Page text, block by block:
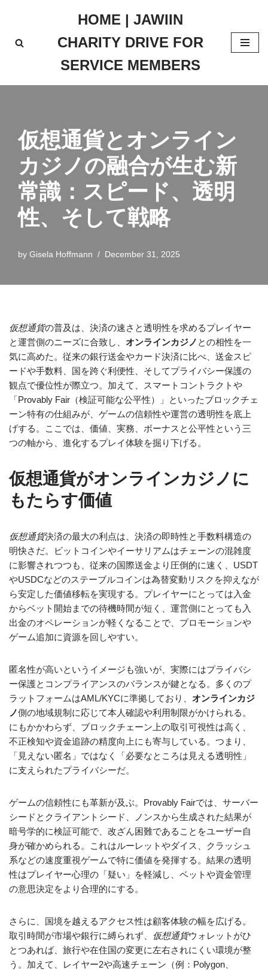
to
HOME | JAWIIN
CHARITY DRIVE FOR
SERVICE MEMBERS
仮想通貨とオンライン
カジノの融合が生む新
常識：スピード、透明
性、そして戦略
by Gisela Hoffmann December 31, 2025
仮想通貨の普及は、決済の速さと透明性を求めるプレイヤー
と運営側のニーズに合致し、 オンラインカジノ との相性を一
気に高めた。従来の銀行送金やカード決済に比べ、送金スピ
ードや手数料、国を跨ぐ利便性、そしてプライバシー保護の
観点で優位性が際立つ。加えて、スマートコントラクトや
「Provably Fair（検証可能な公平性）」といったブロックチェ
ーン特有の仕組みが、ゲームの信頼性や運営の透明性を底上
げする。ここでは、価値、実務、ボーナスと公平性という三
つの軸から、進化するプレイ体験を掘り下げる。
仮想通貨がオンラインカジノに
もたらす価値
仮想通貨決済の最大の利点は、決済の即時性と手数料構造の
明快さだ。ビットコインやイーサリアムはチェーンの混雑度
に影響されつつも、従来の国際送金より圧倒的に速く、USDT
やUSDCなどのステーブルコインは為替変動リスクを抑えなが
ら安定した価値移転を実現する。プレイヤーにとっては入金
からベット開始までの待機時間が短く、運営側にとっても入
出金のオペレーションが軽くなることで、プロモーションや
ゲーム追加に資源を回しやすい。
匿名性が高いというイメージも強いが、実際にはプライバシ
ー保護とコンプライアンスのバランスが鍵となる。多くのプ
ラットフォームはAML/KYCに準拠しており、 オンラインカジ
ノ側の地域規制に応じて本人確認や利用制限がかけられる。
にもかかわらず、ブロックチェーン上の取引可視性は高く、
不正検知や資金追跡の精度向上にも寄与している。つまり、
「見えない匿名」ではなく「必要なところは見える透明性」
に支えられたプライバシーだ。
ゲームの信頼性にも革新が及ぶ。Provably Fairでは、サーバー
シードとクライアントシード、ノンスから生成された結果が
暗号学的に検証可能で、改ざん困難であることをユーザー自
身が確かめられる。これはルーレットやダイス、クラッシュ
系などの速度重視ゲームで特に価値を発揮する。結果の透明
性はプレイヤー心理の「疑い」を軽減し、ベットや資金管理
の意思決定をより合理的にする。
さらに、国境を越えるアクセス性は顧客体験の幅を広げる。
取引時間が市場や銀行に縛られず、 仮想通貨ウォレットがひ
とつあれば、旅行や在住国の変更に左右されにくい環境が整
う。加えて、レイヤー2や高速チェーン（例：Polygon、